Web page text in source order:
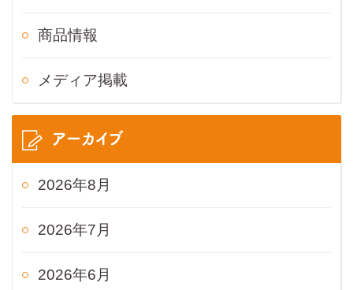
商品情報
メディア掲載
アーカイブ
2026年8月
2026年7月
2026年6月